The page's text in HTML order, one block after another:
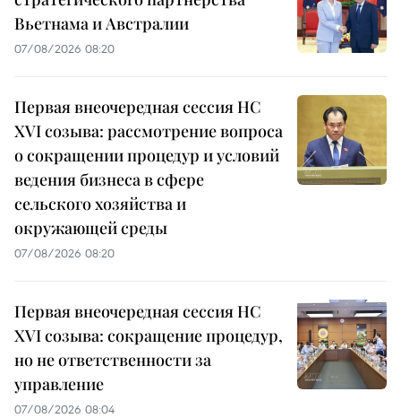
Вьетнама и Австралии
07/08/2026 08:20
Первая внеочередная сессия НС
XVI созыва: рассмотрение вопроса
о сокращении процедур и условий
ведения бизнеса в сфере
сельского хозяйства и
окружающей среды
07/08/2026 08:20
Первая внеочередная сессия НС
XVI созыва: сокращение процедур,
но не ответственности за
управление
07/08/2026 08:04